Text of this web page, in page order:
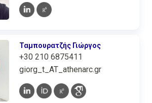
Ταμπουρατζής Γιώργος
+30 210 6875411
giorg_t_AT_athenarc.gr